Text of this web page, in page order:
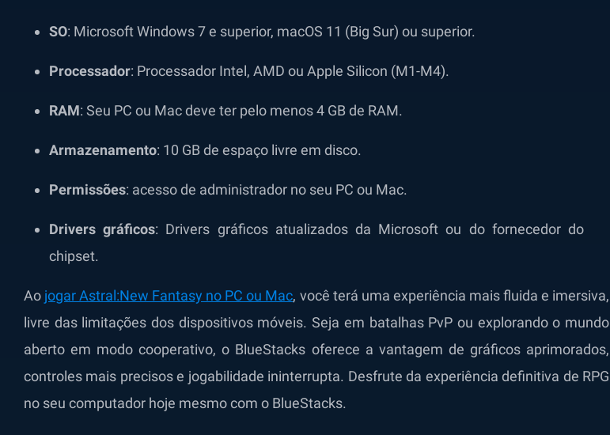
SO: Microsoft Windows 7 e superior, macOS 11 (Big Sur) ou superior.
Processador: Processador Intel, AMD ou Apple Silicon (M1-M4).
RAM: Seu PC ou Mac deve ter pelo menos 4 GB de RAM.
Armazenamento: 10 GB de espaço livre em disco.
Permissões: acesso de administrador no seu PC ou Mac.
Drivers gráficos: Drivers gráficos atualizados da Microsoft ou do fornecedor do
chipset.
Ao jogar Astral:New Fantasy no PC ou Mac, você terá uma experiência mais fluida e imersiva,
livre das limitações dos dispositivos móveis. Seja em batalhas PvP ou explorando o mundo
aberto em modo cooperativo, o BlueStacks oferece a vantagem de gráficos aprimorados,
controles mais precisos e jogabilidade ininterrupta. Desfrute da experiência definitiva de RPG
no seu computador hoje mesmo com o BlueStacks.